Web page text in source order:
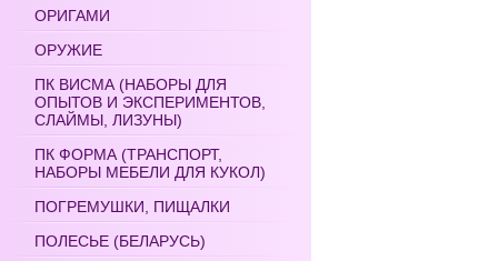
ОРИГАМИ
ОРУЖИЕ
ПК ВИСМА (НАБОРЫ ДЛЯ
ОПЫТОВ И ЭКСПЕРИМЕНТОВ,
СЛАЙМЫ, ЛИЗУНЫ)
ПК ФОРМА (ТРАНСПОРТ,
НАБОРЫ МЕБЕЛИ ДЛЯ КУКОЛ)
ПОГРЕМУШКИ, ПИЩАЛКИ
ПОЛЕСЬЕ (БЕЛАРУСЬ)